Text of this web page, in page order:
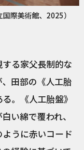
際美術館、2025）
る家父長制的な
田部の《人工胎
。《人工胎盤》
い綿で覆われ、
うに赤いコード